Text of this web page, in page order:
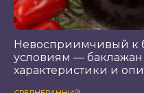
Невосприимчивый к
условиям — баклажан
характеристики и